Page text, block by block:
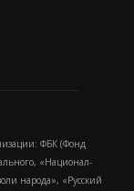
ФБК (Фонд
«Национал-
народа», «Русский